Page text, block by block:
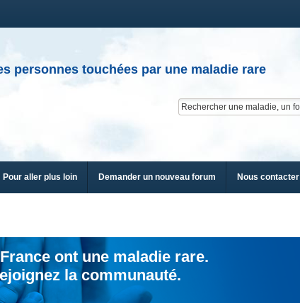
personnes touchées par une maladie rare
Pour aller plus loin Demander un nouveau forum Nous contacter
ont une maladie rare.
la communauté.